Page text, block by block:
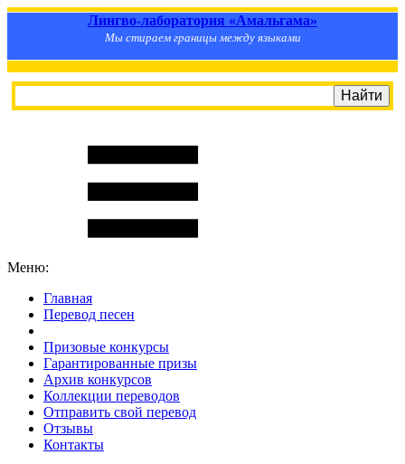
Лингво-лаборатория «Амальгама»
Мы стираем границы между языками
Меню:
Главная
Перевод песен
Призовые конкурсы
Гарантированные призы
Архив конкурсов
Коллекции переводов
Отправить свой перевод
Отзывы
Контакты